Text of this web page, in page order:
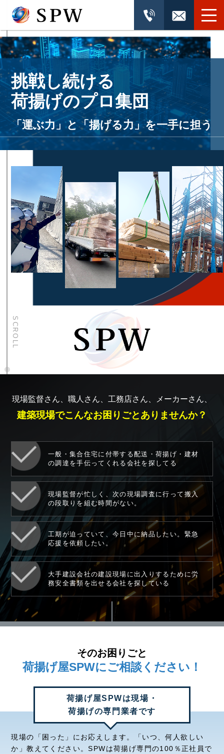
挑戦し続ける
荷揚げのプロ集団
「運ぶ力」と「揚げる力」を一手に担う
SCROLL
現場監督さん、職人さん、工務店さん、メーカーさん、
建築現場でこんなお困りごとありませんか？
一般・集合住宅に付帯する配送・荷揚げ・建材
の調達を手伝ってくれる会社を探してる
現場監督が忙しく、次の現場調査に行って搬入
の段取りを組む時間がない。
工期が迫っていて、今日中に納品したい。緊急
応援を依頼したい。
大手建設会社の建設現場に出入りするために労
務安全書類を出せる会社を探している
そのお困りごと
荷揚げ屋SPWにご相談ください！
荷揚げ屋SPWは現場・
荷揚げの専門業者です
現場の「困った」にお応えします。「いつ、何人欲しい
か」教えてください。SPWは荷揚げ専門の100％正社員で